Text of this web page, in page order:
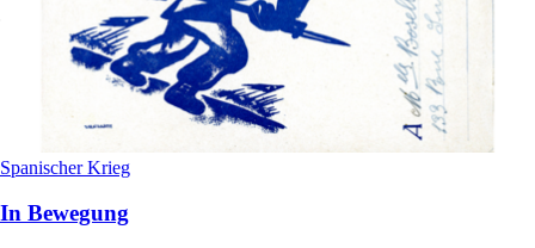
Spanischer Krieg
In Bewegung